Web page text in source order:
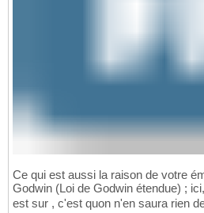
Ce qui est aussi la raison de votre
Godwin (Loi de Godwin étendue) ;
est sur , c'est quon n'en saura rien